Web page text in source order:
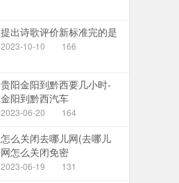
提出诗歌评价新标准完的是
2023-10-10 166
贵阳金阳到黔西要几小时-
金阳到黔西汽车
2023-06-20 164
怎么关闭去哪儿网(去哪儿
网怎么关闭免密
2023-06-19 131